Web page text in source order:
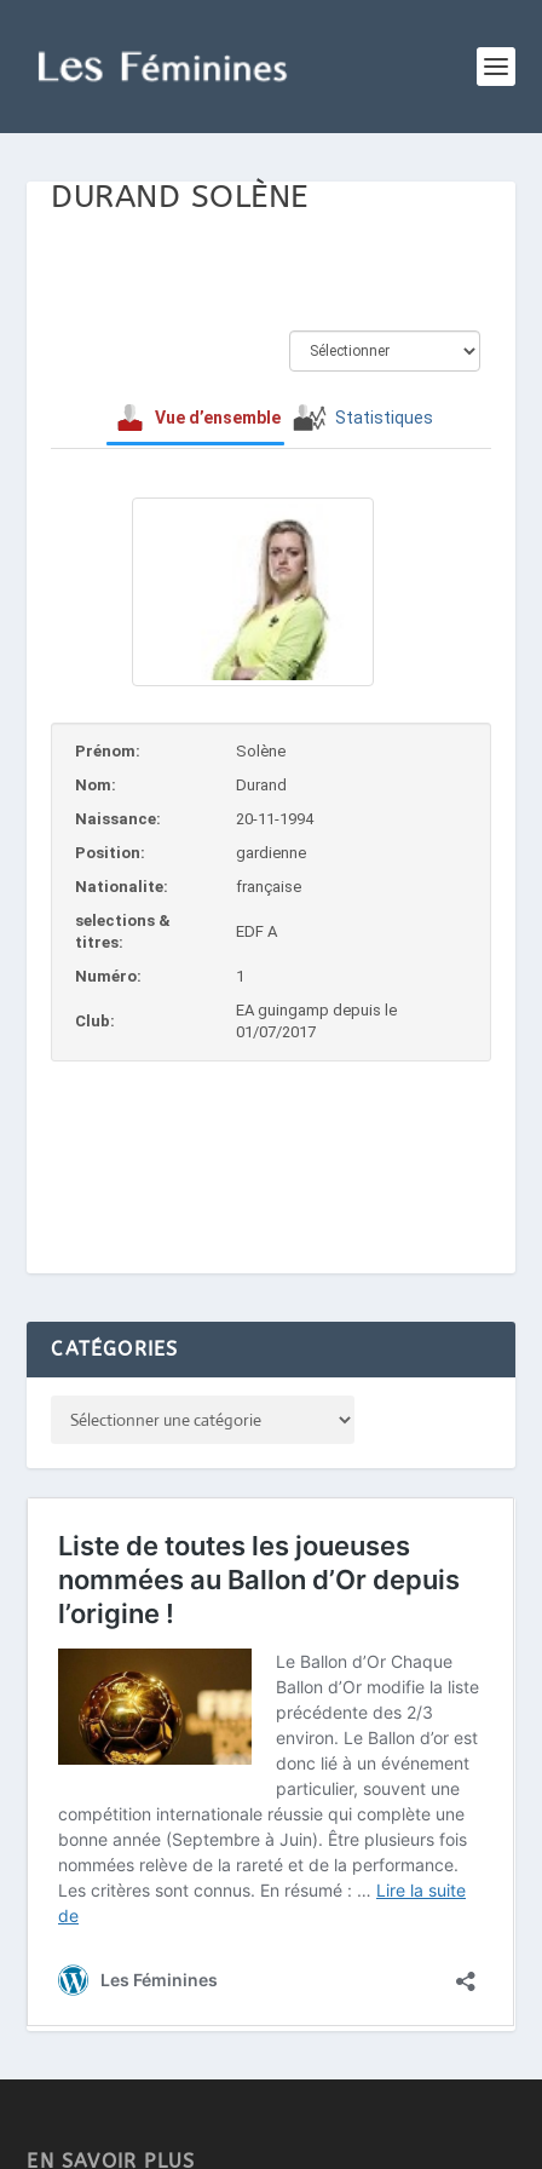
DURAND SOLÈNE
Vue d’ensemble Statistiques
Prénom:
Solène
Nom:
Durand
Naissance:
20-11-1994
Position:
gardienne
Nationalite:
française
selections &
titres:
EDF A
Numéro: 1
Club:
EA guingamp depuis le
01/07/2017
CATÉGORIES
EN SAVOIR PLUS